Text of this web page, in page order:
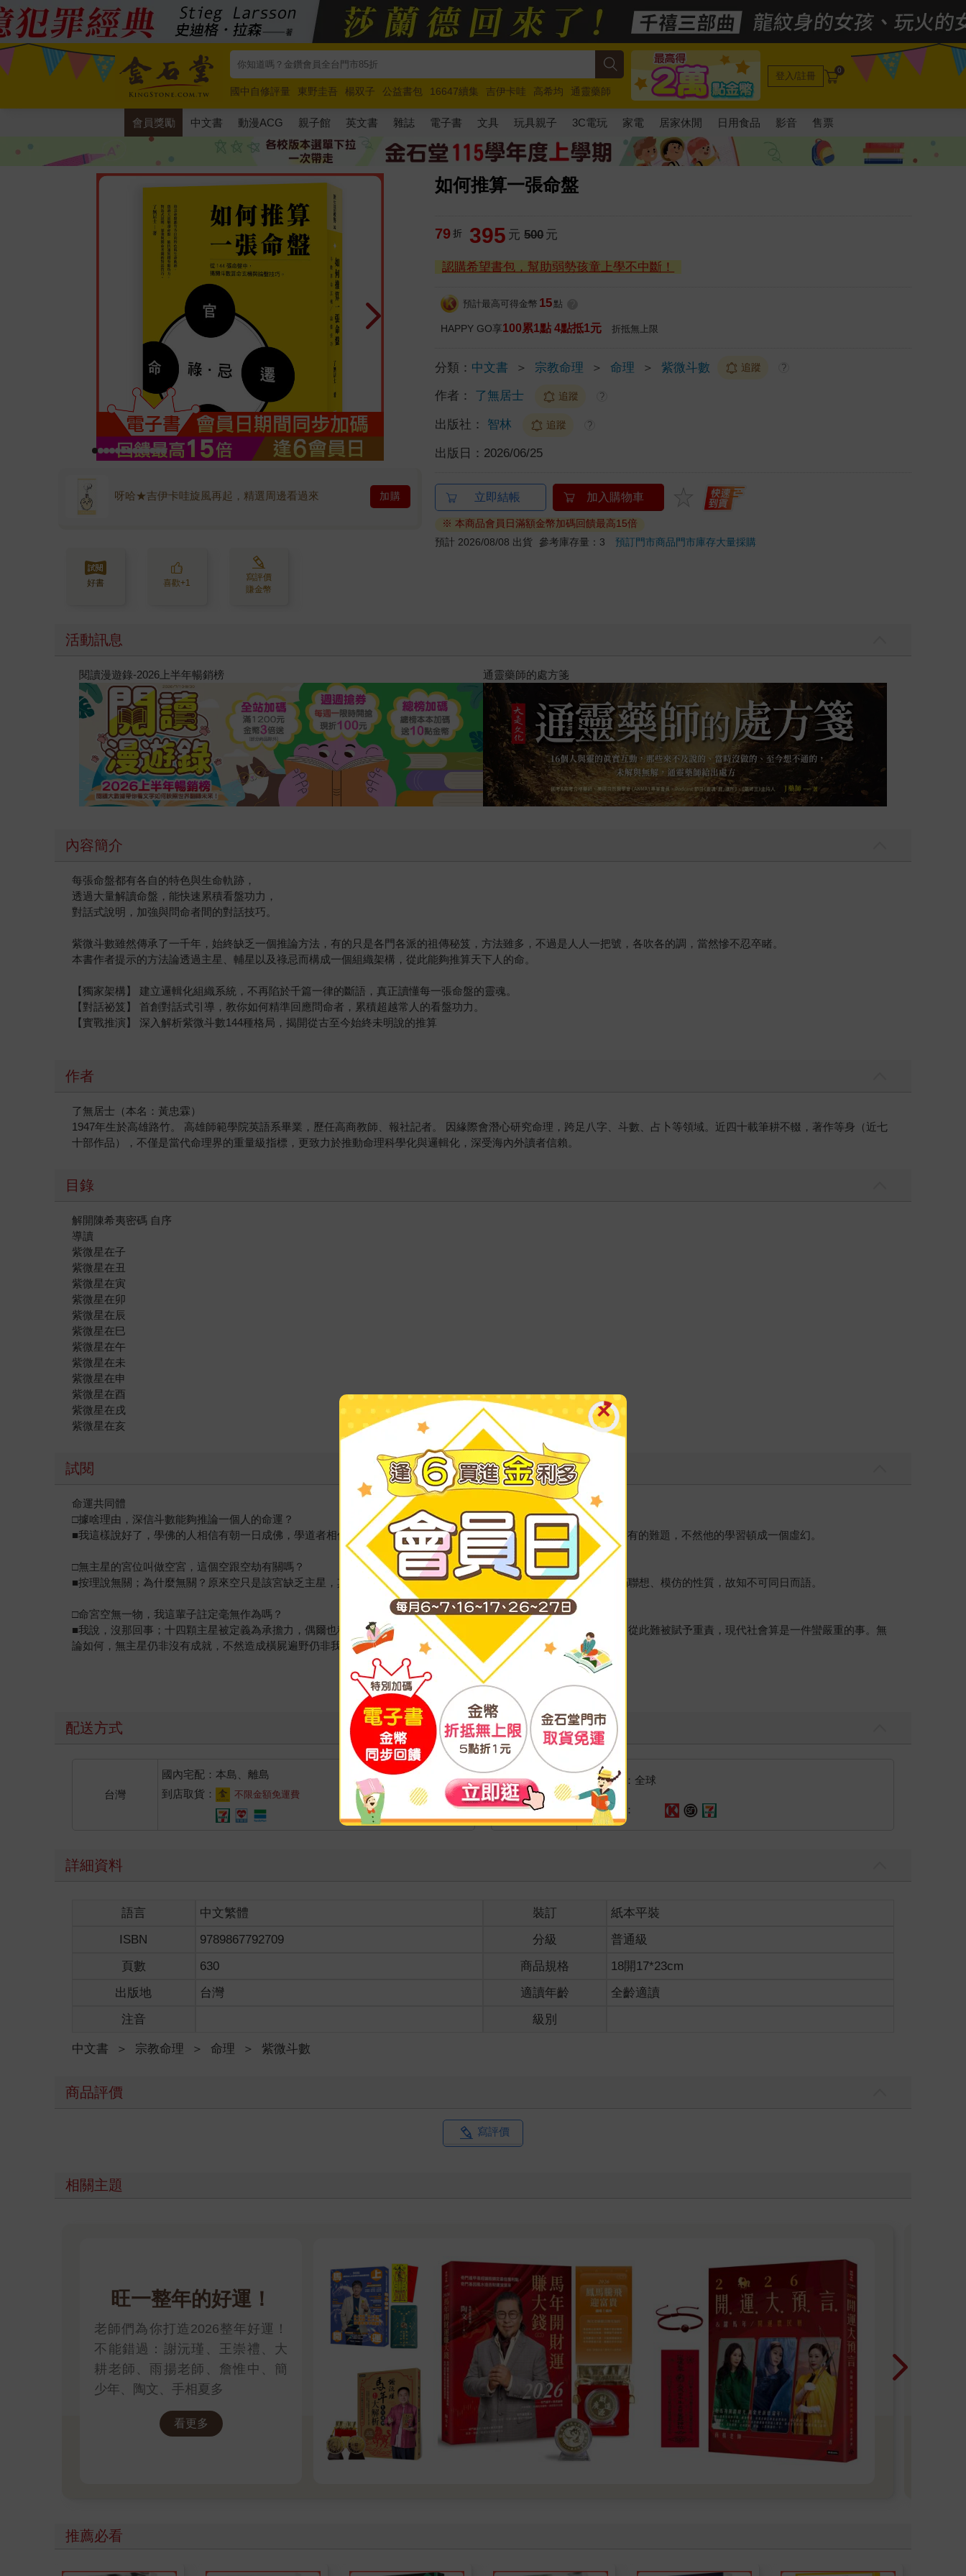
國中自修評量 東野圭吾 楊双子 公益書包 16647續集 吉伊卡哇 高希均
通靈藥師
唯紅花綻放
奧德賽 路邊攤新作 馬斯克 玩具總動員5 超慢跑
登入/註冊 0
會員獎勵 中文書 動漫ACG 親子館 英文書 雜誌 電子書 文具 玩具親子 3C電玩 家電 居家休閒 日用食品 影音 售票
如何推算一張命盤
呀哈★吉伊卡哇旋風再起，精選周邊看過來 加購
好書 喜歡+1
寫評價
賺金幣
79 折 395 元 500 元
認購希望書包，幫助弱勢孩童上學不中斷！
預計最高可得金幣 15 點
HAPPY GO享100累1點 4點抵1元 折抵無上限
分類： 中文書 ＞ 宗教命理 ＞ 命理 ＞ 紫微斗數 追蹤 ?
作者： 了無居士 追蹤 ?
出版社： 智林 追蹤 ?
出版日： 2026/06/25
立即結帳 加入購物車
※ 本商品會員日滿額金幣加碼回饋最高15倍
預計 2026/08/08 出貨 參考庫存量：3預訂門市商品門市庫存大量採購
活動訊息
閱讀漫遊錄-2026上半年暢銷榜 通靈藥師的處方箋
內容簡介
每張命盤都有各自的特色與生命軌跡，
透過大量解讀命盤，能快速累積看盤功力，
對話式說明，加強與問命者間的對話技巧。
紫微斗數雖然傳承了一千年，始終缺乏一個推論方法，有的只是各門各派的祖傳秘笈，方法雖多，不過是人人一把號，各吹各的調，當然慘不忍卒睹。
本書作者提示的方法論透過主星、輔星以及祿忌而構成一個組織架構，從此能夠推算天下人的命。
【獨家架構】 建立邏輯化組織系統，不再陷於千篇一律的斷語，真正讀懂每一張命盤的靈魂。
【對話祕笈】 首創對話式引導，教你如何精準回應問命者，累積超越常人的看盤功力。
【實戰推演】 深入解析紫微斗數144種格局，揭開從古至今始終未明說的推算
作者
了無居士（本名：黃忠霖）
1947年生於高雄路竹。 高雄師範學院英語系畢業，歷任高商教師、報社記者。 因緣際會潛心研究命理，跨足八字、斗數、占卜等領域。近四十載筆耕不輟，著作等身（近七
十部作品），不僅是當代命理界的重量級指標，更致力於推動命理科學化與邏輯化，深受海內外讀者信賴。
目錄
解開陳希夷密碼 自序
導讀
紫微星在子
紫微星在丑
紫微星在寅
紫微星在卯
紫微星在辰
紫微星在巳
紫微星在午
紫微星在未
紫微星在申
紫微星在酉
紫微星在戌
紫微星在亥
試閱
命運共同體
□據啥理由，深信斗數能夠推論一個人的命運？
■我這樣說好了，學佛的人相信有朝一日成佛，學道者相信有朝一日羽化成仙，學AI的人相信能夠透過該項技術解決所有的難題，不然他的學習頓成一個虛幻。
□無主星的宮位叫做空宮，這個空跟空劫有關嗎？
■按理說無關；為什麼無關？原來空只是該宮缺乏主星，其中的主星被定義為承擔力。另外的空劫則是兩顆輔星，充滿聯想、模仿的性質，故知不可同日而語。
□命宮空無一物，我這輩子註定毫無作為嗎？
■我說，沒那回事；十四顆主星被定義為承擔力，偶爾也稱能量，命宮坐空者缺乏承擔重責之力，也許還會推開重任，從此難被賦予重責，現代社會算是一件蠻嚴重的事。無
論如何，無主星仍非沒有成就，不然造成橫屍遍野仍非我們所樂見。
□這張命盤共見兩個空宮，命宮空與福德宮空可以等量齊觀嗎？
■我們先來定義空的涵義，命盤上排不到一顆主星的宮位叫做空宮，象徵自我承擔力弱，而非從此沒有成就。命宮既為斗數論命的樞紐，承受生命中那些喜怒哀樂、憂悲惱苦
的軸心；缺乏主星後無論自信心或者意志力都是有所不足，甚至極易受到外境的作用，見風轉舵甚至隨波逐流， 凡事只能適可而止。所幸他們仍有一些優點，就是不固執己
見，容易配合別人，喜歡廣泛吸收新知， 成為一個博學多聞的人。
□福德宮的意義相當紊亂，有些大師直指精神狀態，該宮被鈴星侵入後精氣神處於空幻中，我罹患精神症狀的機率因此很高嗎？
■福德宮屬於一個很難定義得體的宮位，若向學命者探問，答案通常五花八門；我說，未必就主精神狀態，因為｢精神｣這個名詞更難捉摸，講了半天沒有人知道仍會枉然。我
將該宮定義為觀察投資理財的位置，恰與財宮的享受財福對立，看來比較圓滿。
□斗數論命須將三方四正的主輔納入考量，究竟根據什麼道理？
動。我們分析一切命運時特將這四宮結合而成為一組的架構，不妨稱為｢命運共同體｣，再從主輔匯聚的多寡，看出命運的強弱並據此揭露一些成就的高低，假設辦到了，算準
□在網路與cable 中算命的大師幾乎都使用單宮、單星推算，依然算得嚇嚇叫，從此吸引了不少死忠兼換帖的顧客，他們為什麼辦得到？
■他們論命依然普受海內外顧客的歡迎，並已｢斗內｣了幾千萬兩銀子，符合俗話說的｢卡歹的物件嘛攏有人買｣的經驗，讓人不敢輕忽。大師誤以為推論既然有人按讚，足以旁
證他使用的論法是對的，我提出質疑反而被譏為｢人家在吃米粉，你在旁邊喊燒｣，簡直自討沒趣。
■我說，十二輔星無分吉煞都被定義為動力，那是功成名就者必備的意志、毅力與行動力。這種力道一旦短缺或不足，就不可能積極進取、勇往直前，就算任職也可能因為怠
□除我之外，這個世界還可能出現一個完全沒有動力的人嗎？
■我說不但有，而且不少；例如乙或辛的巳酉丑年、十二月子時生，都不曾見到一輔。這些命無一輔者終因缺乏動力而難以存活嗎？我當然不認為如此；為什麼這樣說？原來
說，無輔是一件事，無成就又是一件事， 兩者多數沒有直接的關係。
■斗數在設計輔星時仍會注意一種狀況，例如動力30趴以上才透過一顆輔星加以涵攝，25趴以下則不予列出。無論如何，這個世界不可能有人全無動力，除非甫出世就癱瘓在
□從研究的角度看，必須幾輔入命才算適中？
■主星四組的排列是固定的，例如殺破狼三顆，你不該加減一顆。宮位坐空屬於一種狀態，該宮所象徵的人事物從此缺乏承擔力，因此難被賦予重任。那是命盤掃描出來的，
命運架構已定， 因此沒有借星的必要，何況只借不還也有違世間的常理。
□太陰在巳落陷，氣勢從此攸弱，我開一家咖啡店來顧也是可遇不可求嗎？
■這種說法涉及一個流傳千百年的名詞：廟旺利陷，雖然記在《陳希夷紫微斗數全集》上，算是古已有之，我發現並非原版而是被人放上去的。八字概以五行的生剋制化作為
論命的依據，斗數沒有這種概念，當然也就沒有廟旺利陷了。我確定地說，諸星在十二宮的旺度一樣，學命者不再死背廟旺利陷也算一種解脫。
看更多
配送方式
台灣
國內宅配：本島、離島
到店取貨：
不限金額免運費 海外
國際快遞：全球
港澳店取：
詳細資料
語言 中文繁體 裝訂
紙本平裝
ISBN
9789867792709 分級
普通級
頁數
630 商品規格
18開17*23cm
出版地
台灣 適讀年齡
全齡適讀
注音
級別
中文書 ＞ 宗教命理 ＞ 命理 ＞ 紫微斗數
商品評價
寫評價
相關主題
旺一整年的好運！
老師們為你打造2026整年好運！
不能錯過：謝沅瑾、王崇禮、大
耕老師、雨揚老師、詹惟中、簡
少年、陶文、手相夏多
看更多
推薦必看